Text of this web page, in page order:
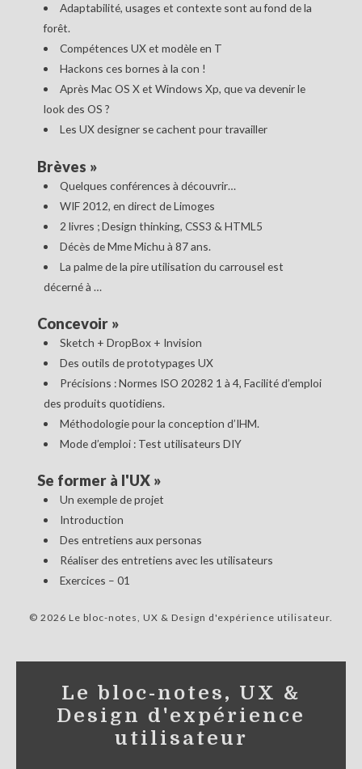
Adaptabilité, usages et contexte sont au fond de la
forêt.
Compétences UX et modèle en T
Hackons ces bornes à la con !
Après Mac OS X et Windows Xp, que va devenir le
look des OS ?
Les UX designer se cachent pour travailler
Brèves »
Quelques conférences à découvrir…
WIF 2012, en direct de Limoges
2 livres ; Design thinking, CSS3 & HTML5
Décès de Mme Michu à 87 ans.
La palme de la pire utilisation du carrousel est
décerné à …
Concevoir»
Sketch + DropBox + Invision
Des outils de prototypages UX
Précisions : Normes ISO 20282 1 à 4, Facilité d’emploi
des produits quotidiens.
Méthodologie pour la conception d’IHM.
Mode d’emploi : Test utilisateurs DIY
Se former à l'UX»
Un exemple de projet
Introduction
Des entretiens aux personas
Réaliser des entretiens avec les utilisateurs
Exercices – 01
© 2026 Le bloc-notes, UX & Design d'expérience utilisateur
Le bloc-notes, UX &
Design d'expérience
utilisateur